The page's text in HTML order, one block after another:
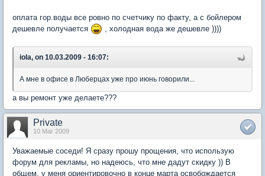
оплата гор.воды все ровно по счетчику по факту, а с бойлером
дешевле получается
, холодная вода же дешевле ))))
iola, on 10.03.2009 - 16:07:
А мне в офисе в Люберцах уже про июнь говорили...
а вы ремонт уже делаете???
Private
10 Mar 2009
Уважаемые соседи! Я сразу прошу прощения, что использую
форум для рекламы, но надеюсь, что мне дадут скидку )) В
общем, у меня ориентировочно в конце марта освобождается